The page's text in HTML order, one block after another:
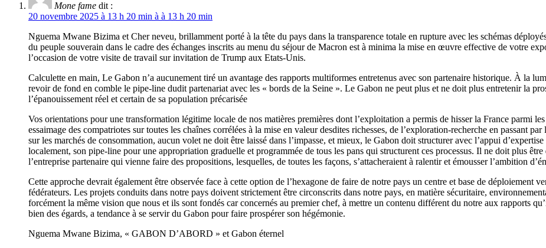
Mone fame dit :
20 novembre 2025 à 13 h 20 min à à 13 h 20 min
Nguema Mwane Bizima et Cher neveu, brillamment porté à la tête du pays dans la transparence totale en rupture avec les schémas
du peuple souverain dans le cadre des échanges inscrits au menu du séjour de Macron est à minima la mise en œuvre effective de votre
l’occasion de votre visite de travail sur invitation de Trump aux Etats-Unis.
Calculette en main, Le Gabon n’a aucunement tiré un avantage des rapports multiformes entretenus avec son partenaire historique. À la
revoir de fond en comble le pipe-line dudit partenariat avec les « bords de la Seine ». Le Gabon ne peut plus et ne doit plus entretenir la
l’épanouissement réel et certain de sa population précarisée
Vos orientations pour une transformation légitime locale de nos matières premières dont l’exploitation a permis de hisser la France parmi
essaimage des compatriotes sur toutes les chaînes corrélées à la mise en valeur desdites richesses, de l’exploration-recherche en passant
sur les marchés de consommation, aucun volet ne doit être laissé dans l’impasse, et mieux, le Gabon doit structurer avec l’appui
localement, son pipe-line pour une appropriation graduelle et programmée de tous les pans qui structurent ces processus. Il ne doit plus
l’entreprise partenaire qui vienne faire des propositions, lesquelles, de toutes les façons, s’attacheraient à ralentir et émousser l’ambition
Cette approche devrait également être observée face à cette option de l’hexagone de faire de notre pays un centre et base de déploiement
fédérateurs. Les projets conduits dans notre pays doivent strictement être circonscrits dans notre pays, en matière sécuritaire,
forcément la même vision que nous et ils sont fondés car concernés au premier chef, à mettre un contenu différent du notre aux rapports
bien des égards, a tendance à se servir du Gabon pour faire prospérer son hégémonie.
Nguema Mwane Bizima, « GABON D’ABORD » et Gabon éternel